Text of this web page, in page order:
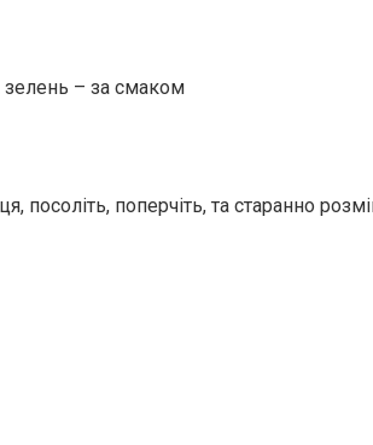
зелень – за смаком
посоліть, поперчіть, та старанно